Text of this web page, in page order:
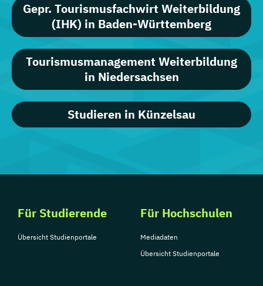
Gepr. Tourismusfachwirt Weiterbildung
(IHK) in Baden-Württemberg
Tourismusmanagement Weiterbildung
in Niedersachsen
Studieren in Künzelsau
Für Studierende
Übersicht Studienportale
Für Hochschulen
Mediadaten
Übersicht Studienportale